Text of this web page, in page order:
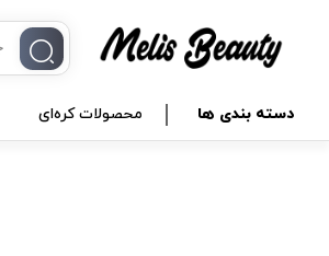
دسته بندی ها محصولات کره‌ای